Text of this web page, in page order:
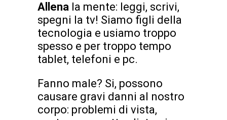
Allena la mente: leggi, scrivi,
spegni la tv! Siamo figli della
tecnologia e usiamo troppo
spesso e per troppo tempo
tablet, telefoni e pc.
Fanno male? Si, possono
causare gravi danni al nostro
corpo: problemi di vista,